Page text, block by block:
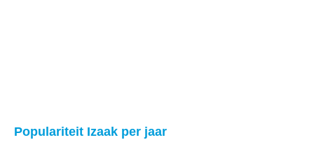
Populariteit Izaak per jaar